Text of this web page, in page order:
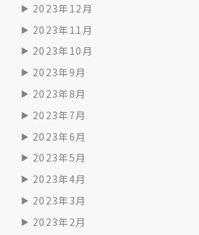
2023年12月
2023年11月
2023年10月
2023年9月
2023年8月
2023年7月
2023年6月
2023年5月
2023年4月
2023年3月
2023年2月